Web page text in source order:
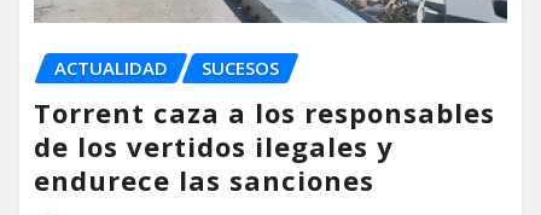
ACTUALIDAD SUCESOS
Torrent caza a los responsables
de los vertidos ilegales y
endurece las sanciones